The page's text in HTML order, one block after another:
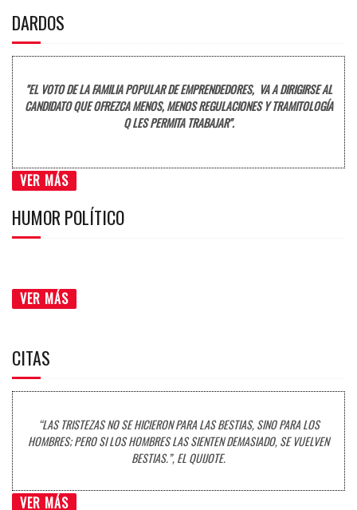
DARDOS
"EL VOTO DE LA FAMILIA POPULAR DE EMPRENDEDORES, VA A DIRIGIRSE AL
CANDIDATO QUE OFREZCA MENOS, MENOS REGULACIONES Y TRAMITOLOGÍA
Q LES PERMITA TRABAJAR".
VER MÁS
HUMOR POLÍTICO
VER MÁS
CITAS
“LAS TRISTEZAS NO SE HICIERON PARA LAS BESTIAS, SINO PARA LOS
HOMBRES; PERO SI LOS HOMBRES LAS SIENTEN DEMASIADO, SE VUELVEN
BESTIAS.”, EL QUIJOTE.
VER MÁS